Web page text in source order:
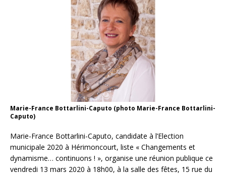
Marie-France Bottarlini-Caputo (photo Marie-France Bottarlini-
Caputo)
Marie-France Bottarlini-Caputo, candidate à l’Election
municipale 2020 à Hérimoncourt, liste « Changements et
dynamisme… continuons ! », organise une réunion publique ce
vendredi 13 mars 2020 à 18h00, à la salle des fêtes, 15 rue du